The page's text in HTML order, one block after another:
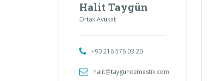
Halit Taygün
Ortak Avukat
+90 216 576 03 20
halit@taygunozmestik.com